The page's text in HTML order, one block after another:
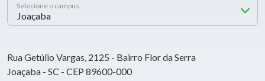
Selecione o campus
Rua Getúlio Vargas, 2125 - Bairro Flor da Serra
Joaçaba - SC - CEP 89600-000